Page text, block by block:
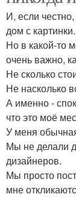
И, если
дом с картинки.
Но в какой-то
очень важно,
Не сколько
Не насколько
А именно -
что это моё
У меня
Мы не делали
дизайнеров.
Мы просто
мне